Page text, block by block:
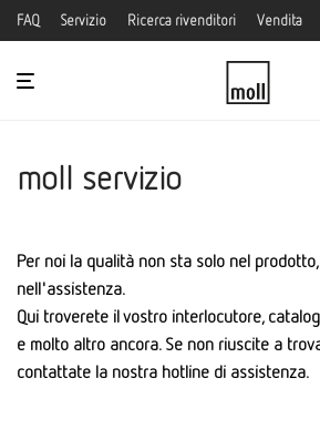
FAQ Servizio Ricerca rivenditori Vendita
moll servizio
Per noi la qualità non sta solo nel
nell'assistenza.
Qui troverete il vostro interlocutore,
e molto altro ancora. Se non riuscite a
contattate la nostra hotline di assistenza.